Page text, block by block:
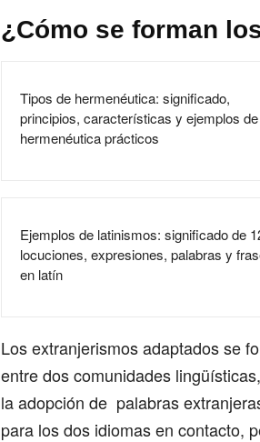
¿Cómo se forman
Tipos de hermenéutica: significado,
principios, características y ejemplos de
hermenéutica prácticos
Ejemplos de latinismos: significado de
locuciones, expresiones, palabras y
en latín
Los extranjerismos adaptados se
entre dos comunidades
la adopción de palabras
para los dos idiomas en contacto,